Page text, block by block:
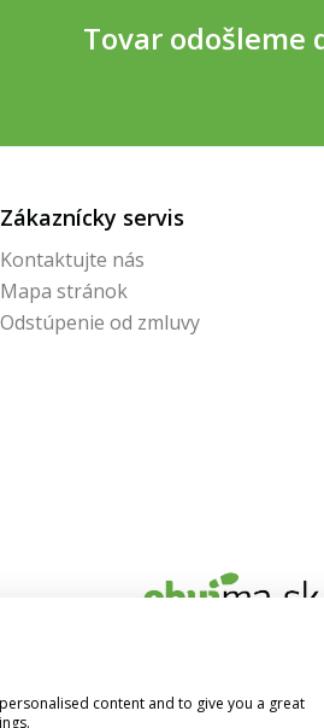
Tovar odošleme
Zákaznícky servis
Kontaktujte nás
Mapa stránok
Odstúpenie od zmluvy
VytvorilBAJAN
content and to give you a great